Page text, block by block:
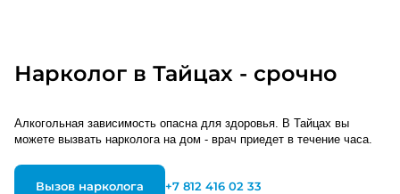
Нарколог в Тайцах - срочно
Алкогольная зависимость опасна для здоровья. В Тайцах вы
можете вызвать нарколога на дом - врач приедет в течение часа.
Вызов нарколога +7 812 416 02 33